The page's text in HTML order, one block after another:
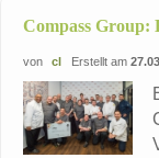
Compass Group:
von cl Erstellt am